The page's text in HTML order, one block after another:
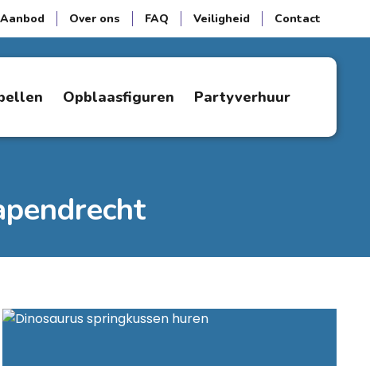
Aanbod Over ons FAQ Veiligheid Contact
Opblaasfiguren Partyverhuur